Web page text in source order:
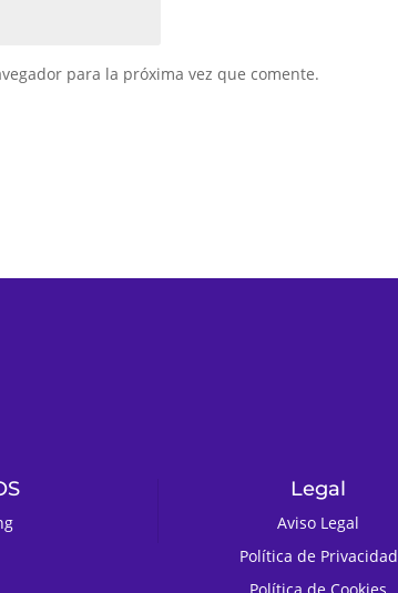
para la próxima vez que comente.
Legal
Aviso Legal
Política de Privacidad